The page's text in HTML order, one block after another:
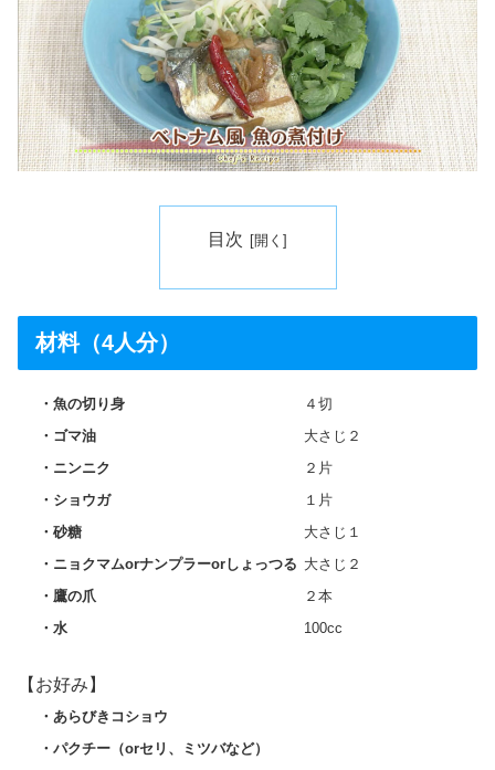
o
o
k
目次
材料（4人分）
魚の切り身
４切
ゴマ油
大さじ２
ニンニク
２片
ショウガ
１片
砂糖
大さじ１
ニョクマムorナンプラーorしょっつる 大さじ２
鷹の爪
２本
水
100cc
【お好み】
あらびきコショウ
パクチー（orセリ、ミツバなど）